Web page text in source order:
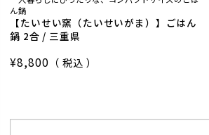
ん鍋
【たいせい窯（たいせいがま）】ごはん
鍋 2合 / 三重県
¥8,800 税込